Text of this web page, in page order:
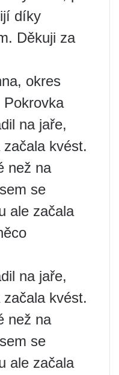
díky
Děkuji za
okres
Pokrovka
na jaře,
kvést.
než na
se
ale začala
na jaře,
kvést.
než na
se
ale začala